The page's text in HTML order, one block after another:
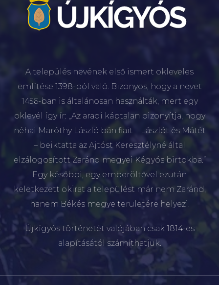
A település nevének első ismert okleveles
említése 1398-ból való. Bizonyos, hogy a nevet
1456-ban is általánosan használták, mert egy
oklevél így ír: „Az aradi káptalan bizonyítja, hogy
néhai Maróthy László bán fiait – Lászlót és Mátét
– beiktatta az Ajtóst Keresztélyné által
elzálogosított Zaránd megyei Kégyós birtokba.”
Egy későbbi, egy emberöltővel ezután
keletkezett okirat a települést már nem Zaránd,
hanem Békés megye területére helyezi.
Újkígyós történetét valójában csak 1814-es
alapításától számíthatjuk.